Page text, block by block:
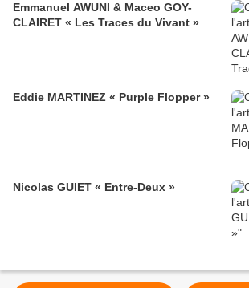
Emmanuel AWUNI & Maceo GOY-
CLAIRET « Les Traces du Vivant »
Eddie MARTINEZ « Purple Flopper »
Nicolas GUIET « Entre-Deux »